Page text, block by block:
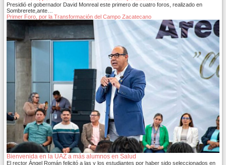
Presidió el gobernador David Monreal este primero de cuatro foros, realizado en
Sombrerete,ante…
Primer Foro, por la Transformación del Campo Zacatecano
Bienvenida en la UAZ a más alumnos en Salud
El rector Ángel Román felicitó a las y los estudiantes por haber sido seleccionados en